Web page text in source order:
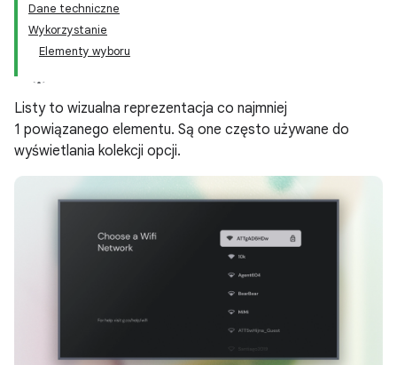
Dane techniczne
Wykorzystanie
Elementy wyboru
Listy to wizualna reprezentacja co najmniej
1 powiązanego elementu. Są one często używane do
wyświetlania kolekcji opcji.